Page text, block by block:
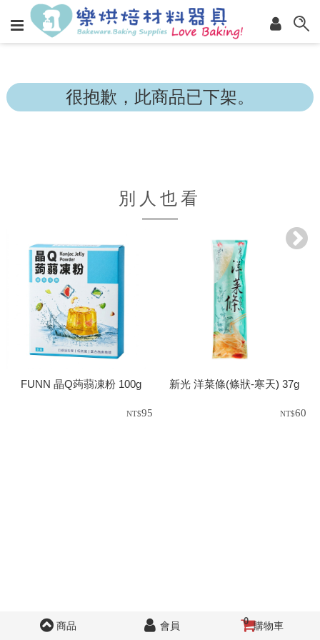
很抱歉，此商品已下架。
別人也看
FUNN 晶Q蒟蒻凍粉 100g
95
新光 洋菜條(條狀-寒天) 37g
60
商品 會員 0 購物車